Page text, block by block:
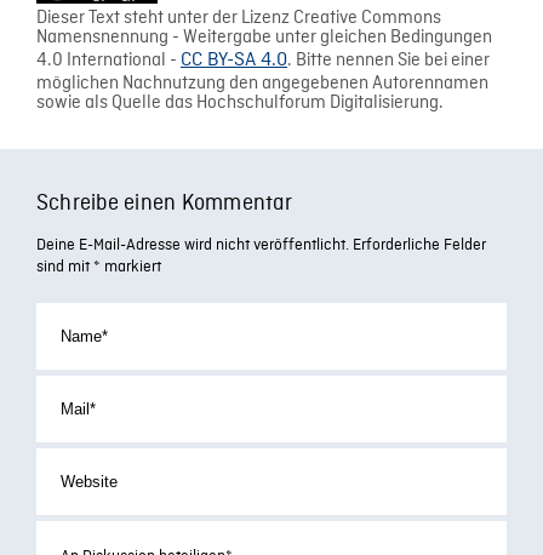
Dieser Text steht unter der Lizenz Creative Commons
Namensnennung - Weitergabe unter gleichen Bedingungen
4.0 International - CC BY-SA 4.0. Bitte nennen Sie bei einer
möglichen Nachnutzung den angegebenen Autorennamen
sowie als Quelle das Hochschulforum Digitalisierung.
Schreibe einen Kommentar
Deine E-Mail-Adresse wird nicht veröffentlicht. Erforderliche Felder
sind mit * markiert